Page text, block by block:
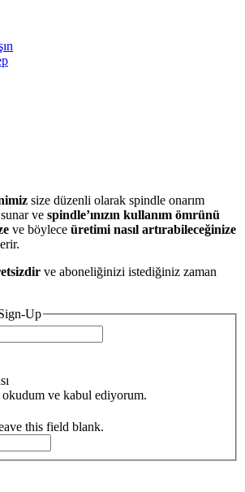
size düzenli olarak spindle onarım
ve spindle’ınızın kullanım ömrünü
ve böylece üretimi nasıl artırabileceğinize
ve aboneliğinizi istediğiniz zaman
Up
ve kabul ediyorum.
this field blank.